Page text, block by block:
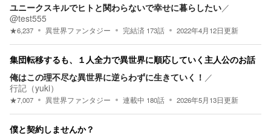
ユニークスキルでヒトと関わらないで幸せに暮らしたい／
@test555
★6,237 異世界ファンタジー 完結済 173話 2022年4月12日更新
集団転移するも、１人全力で異世界に順応していく主人公のお話
俺はこの理不尽な異世界に逆らわずに生きていく！ ／
行記（yuki）
★7,007 異世界ファンタジー 連載中 180話 2026年5月13日更新
僕と契約しませんか？